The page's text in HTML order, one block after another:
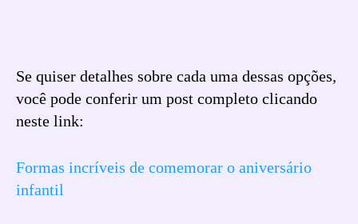
Se quiser detalhes sobre cada uma dessas opções,
você pode conferir um post completo clicando
neste link:
Formas incríveis de comemorar o aniversário
infantil